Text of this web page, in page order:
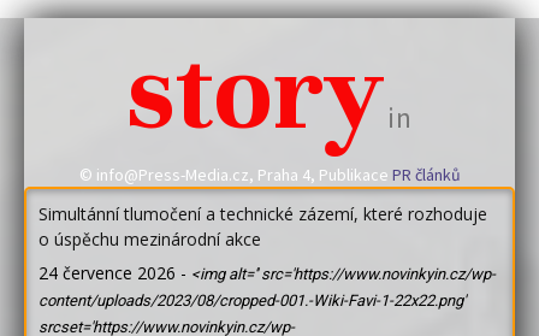
storyin
© info@Press-Media.cz, Praha 4, Publikace PR článků
Simultánní tlumočení a technické zázemí, které rozhoduje
o úspěchu mezinárodní akce
24 července 2026 - <img alt='' src='https://www.novinkyin.cz/wp-
content/uploads/2023/08/cropped-001.-Wiki-Favi-1-22x22.png'
srcset='https://www.novinkyin.cz/wp-